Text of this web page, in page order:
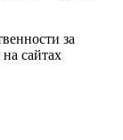
за
сайтах